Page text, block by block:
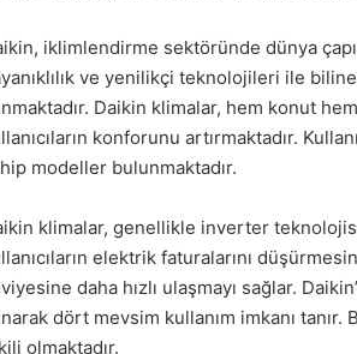
iklimlendirme sektöründe dünya
ve yenilikçi teknolojileri ile
Daikin klimalar, hem konut
konforunu artırmaktadır.
modeller bulunmaktadır.
klimalar, genellikle inverter
elektrik faturalarını
daha hızlı ulaşmayı sağlar.
dört mevsim kullanım imkanı
olmaktadır.